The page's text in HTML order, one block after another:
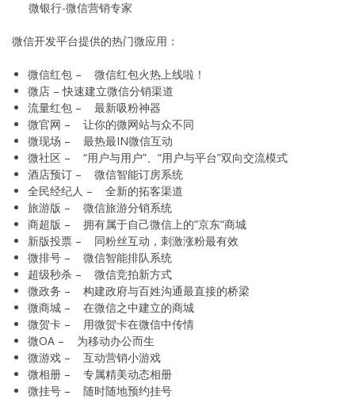
微银行-微信营销专家
微信开发平台提供的热门微应用：
微信红包 – 微信红包火热上线啦！
微店 – 快速建立微信分销渠道
流量红包 – 最新吸粉神器
微官网 – 让你的微网站与众不同
微现场 – 最热最IN微信互动
微社区 – “用户与用户”、“用户与平台”双向交流模式
酒店预订 – 微信智能订房系统
全民经纪人 – 全新的拓客渠道
旅游版 – 微信旅游分销系统
商超版 – 拥有属于自己微信上的”京东“商城
新版投票 – 同粉丝互动，刺激涨粉最有效
微排号 – 微信智能排队系统
超级秒杀 – 微信竞拍新方式
微政务 – 构建政府与百姓沟通最直接的桥梁
微商城 – 在微信之中建立的商城
微贺卡 – 用微贺卡在微信中传情
微OA – 为移动办公而生
微游戏 – 互动营销小游戏
微相册 – 专属精美动态相册
微挂号 – 随时随地预约挂号